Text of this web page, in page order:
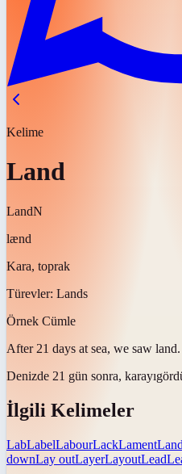
Kelime
Land
LandN
lænd
Kara, toprak
Türevler: Lands
Örnek Cümle
After 21 days at sea, we saw land.
Denizde 21 gün sonra, karayı
İlgili Kelimeler
LabLabelLabourLackLament
downLay outLayerLayoutLead